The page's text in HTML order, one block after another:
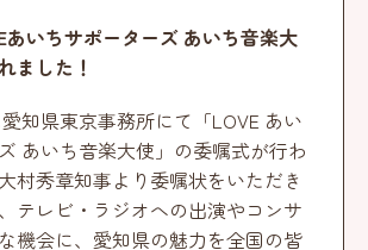
あいちサポーターズ あいち音楽大
ました！
愛知県東京事務所にて「LOVE あい
あいち音楽大使」の委嘱式が行わ
村秀章知事より委嘱状をいただき
テレビ・ラジオへの出演やコンサ
機会に、愛知県の魅力を全国の皆